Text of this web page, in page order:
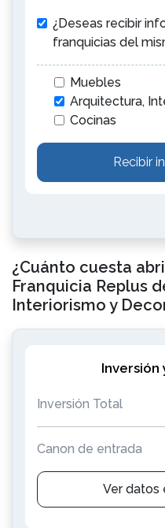
¿Deseas recibir
franquicias del
Muebles
Arquitectura,
Cocinas
Recibir
¿Cuánto cuesta
Franquicia Replus
Interiorismo y
Inversión
Inversión Total
Canon de entrada
Ver datos